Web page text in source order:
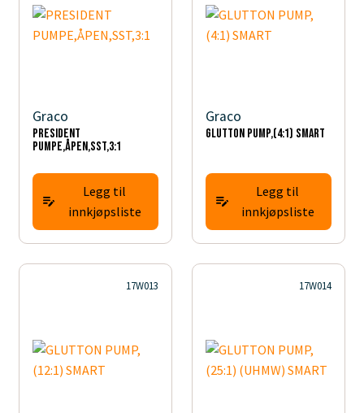
Graco
PRESIDENT
PUMPE,ÅPEN,SST,3:1
Legg til
innkjøpsliste
Graco
GLUTTON PUMP,(4:1) SMART
Legg til
innkjøpsliste
17W013 17W014